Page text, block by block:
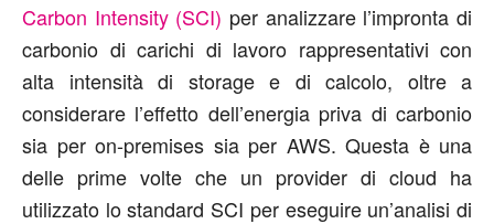
Carbon Intensity (SCI) per analizzare l’impronta di
carbonio di carichi di lavoro rappresentativi con
alta intensità di storage e di calcolo, oltre a
considerare l’effetto dell’energia priva di carbonio
sia per on-premises sia per AWS. Questa è una
delle prime volte che un provider di cloud ha
utilizzato lo standard SCI per eseguire un’analisi di